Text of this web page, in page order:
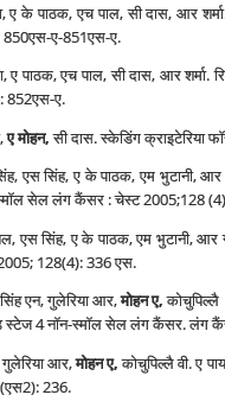
ए के पाठक, एच पाल, सी दास, आर
850एस-ए-851एस-ए.
ए पाठक, एच पाल, सी दास, आर शर्मा.
852एस-ए.
ए मोहन,सी दास. स्‍केडिंग क्राइटेरिया
एस सिंह, ए के पाठक, एम भुटानी,
स्‍मॉल सेल लंग कैंसर : चेस्‍ट 2005;128
एस सिंह, ए के पाठक, एम भुटानी,
128(4): 336 एस.
एन, गुलेरिया आर,मोहन ए,कोचुपिल्‍लै
स्‍टेज 4 नॉन-स्‍मॉल सेल लंग कैंसर. लंग
आर,मोहन ए,कोचुपिल्‍लै वी. ए
236.